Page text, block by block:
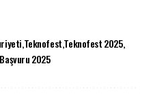
TeknofestTeknofest 2025
Başvuru 2025